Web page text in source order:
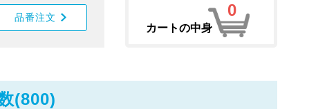
品番注文
カートの中身
0
(800)